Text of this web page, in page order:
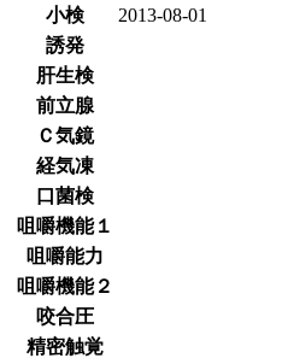
小検
2013-08-01
誘発
肝生検
前立腺
Ｃ気鏡
経気凍
口菌検
咀嚼機能１
咀嚼能力
咀嚼機能２
咬合圧
精密触覚